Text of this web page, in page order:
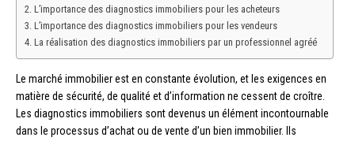
L’importance des diagnostics immobiliers pour les acheteurs
L’importance des diagnostics immobiliers pour les vendeurs
La réalisation des diagnostics immobiliers par un professionnel agréé
Le marché immobilier est en constante évolution, et les exigences en
matière de sécurité, de qualité et d’information ne cessent de croître.
Les diagnostics immobiliers sont devenus un élément incontournable
dans le processus d’achat ou de vente d’un bien immobilier. Ils